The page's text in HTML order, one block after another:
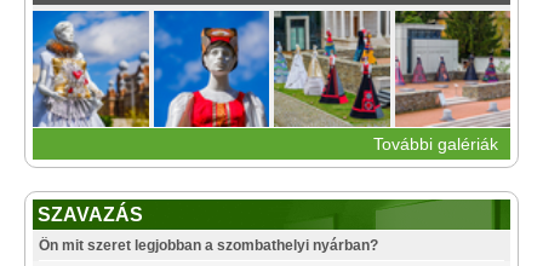
További galériák
SZAVAZÁS
Ön mit szeret legjobban a szombathelyi nyárban?